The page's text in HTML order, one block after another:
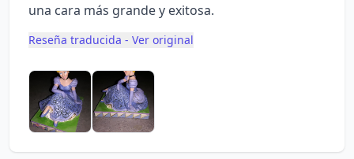
una cara más grande y exitosa.
Reseña traducida - Ver original